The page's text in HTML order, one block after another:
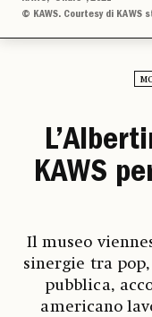
© KAWS. Courtesy di KAWS
KAWS
Il museo
sinergie tra
pubblica,
americano